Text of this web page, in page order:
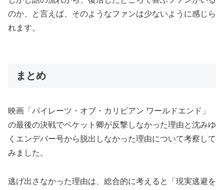
のか、と言えば、そのようなファンは少ないように感じら
れます。
まとめ
映画「パイレーツ・オブ・カリビアン ワールドエンド」
の最後の決戦でベケット卿が反撃しなかった理由と沈みゆ
くエンデバー号から脱出しなかった理由について考察して
みました。
逃げ出さなかった理由は、総合的に考えると「現実逃避を